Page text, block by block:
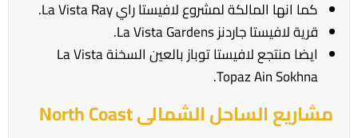
كما انها المالكة لمشروع لافيستا راي La Vista Ray.
قرية لافيستا جاردنز La Vista Gardens.
ايضا منتجع لافيستا توباز بالعين السخنة La Vista
Topaz Ain Sokhna.
مشاريع الساحل الشمالى North Coast